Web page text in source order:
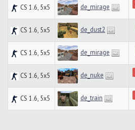
CS 1.6, 5x5 de_mirage
CS 1.6, 5x5 de_dust2
CS 1.6, 5x5 de_mirage
CS 1.6, 5x5 de_nuke
CS 1.6, 5x5 de_train